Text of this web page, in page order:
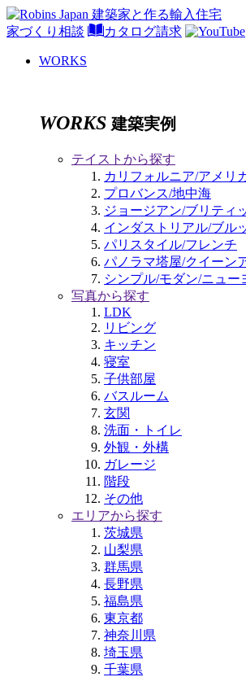
家づくり相談 カタログ請求
WORKS
WORKS 建築実例
テイストから探す
カリフォルニア/アメリ
プロバンス/地中海
ジョージアン/ブリティ
インダストリアル/ブル
パリスタイル/フレンチ
パノラマ塔屋/クイーン
シンプル/モダン/ニュー
写真から探す
LDK
リビング
キッチン
寝室
子供部屋
バスルーム
玄関
洗面・トイレ
外観・外構
ガレージ
階段
その他
エリアから探す
茨城県
山梨県
群馬県
長野県
福島県
東京都
神奈川県
埼玉県
千葉県